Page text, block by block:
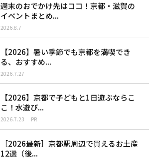
週末のおでかけ先はココ！京都・滋賀の
イベントまとめ...
2026.8.7
【2026】暑い季節でも京都を満喫でき
る、おすすめ...
2026.7.27
【2026】京都で子どもと1日遊ぶならこ
こ！水遊び...
2026.7.23 PR
［2026最新］京都駅周辺で買えるお土産
12選（後...